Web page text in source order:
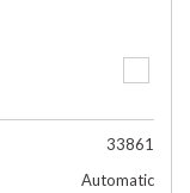
33861
Automatic